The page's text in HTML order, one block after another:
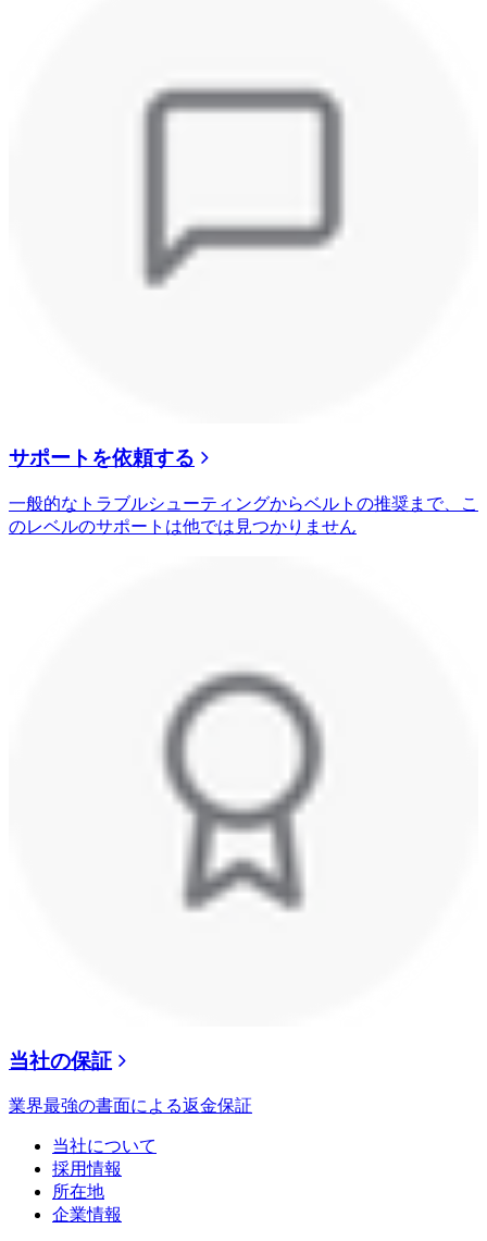
サポートを依頼する
一般的なトラブルシューティングからベルトの推奨まで、こ
のレベルのサポートは他では見つかりません
当社の保証
業界最強の書面による返金保証
当社について
採用情報
所在地
企業情報